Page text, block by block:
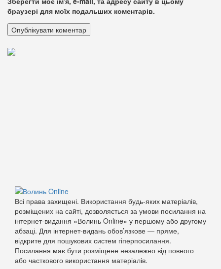
браузері для моїх подальших коментарів.
Всі права захищені. Використання будь-яких матеріалів,
розміщених на сайті, дозволяється за умови посилання на
інтернет-видання «Волинь Online» у першому або другому
абзаці. Для інтернет-видань обов’язкове — пряме,
відкрите для пошукових систем гіперпосилання.
Посилання має бути розміщене незалежно від повного
або часткового використання матеріалів.